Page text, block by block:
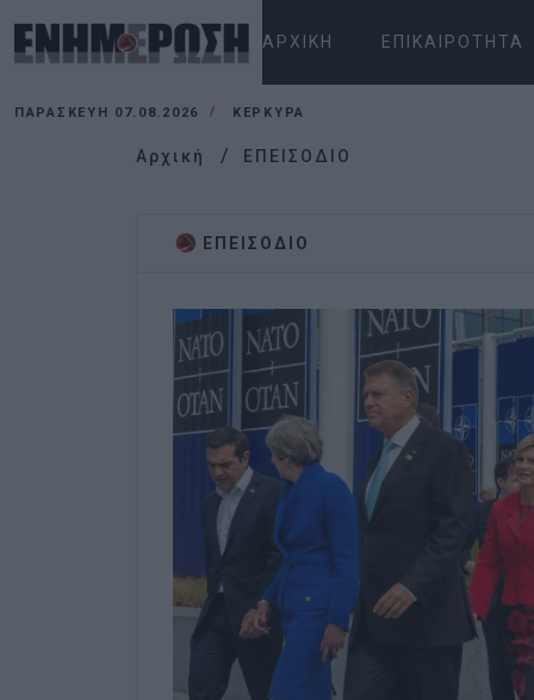
ΑΡΧΙΚΉ ΕΠΙΚΑΙΡΌΤΗΤΑ
ΠΑΡΑΣΚΕΥΉ 07.08.2026 ΚΕΡΚΥΡΑ
Αρχική ΕΠΕΙΣΟΔΙΟ
ΕΠΕΙΣΟΔΙΟ